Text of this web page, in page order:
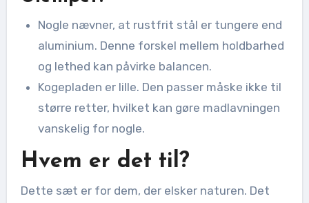
Nogle nævner, at rustfrit stål er tungere end
aluminium. Denne forskel mellem holdbarhed
og lethed kan påvirke balancen.
Kogepladen er lille. Den passer måske ikke til
større retter, hvilket kan gøre madlavningen
vanskelig for nogle.
Hvem er det til?
Dette sæt er for dem, der elsker naturen. Det